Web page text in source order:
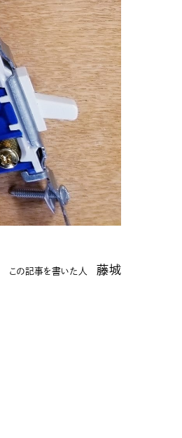
この記事を書いた人藤城